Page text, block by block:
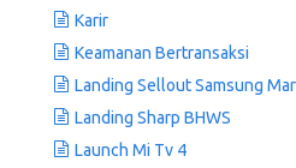
Karir
Keamanan Bertransaksi
Landing Sellout Samsung
Landing Sharp BHWS
Launch Mi Tv 4